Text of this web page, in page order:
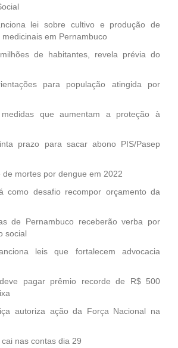
lei sobre cultivo e produção de
em Pernambuco
de habitantes, revela prévia do
para população atingida por
que aumentam a proteção à
prazo para sacar abono PIS/Pasep
de mortes por dengue em 2022
como desafio recompor orçamento da
de Pernambuco receberão verba por
social
leis que fortalecem advocacia
pagar prêmio recorde de R$ 500
autoriza ação da Força Nacional na
nas contas dia 29